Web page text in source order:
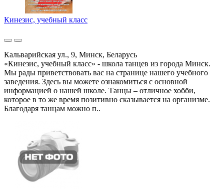
Кинезис, учебный класс
Кальварийская ул., 9, Минск, Беларусь
«Кинезис, учебный класс» - школа танцев из города Минск.
Мы рады приветствовать вас на странице нашего учебного
заведения. Здесь вы можете ознакомиться с основной
информацией о нашей школе. Танцы – отличное хобби,
которое в то же время позитивно сказывается на организме.
Благодаря танцам можно п..